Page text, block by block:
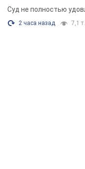
Суд не полностью
2 часа назад 7,1 т.